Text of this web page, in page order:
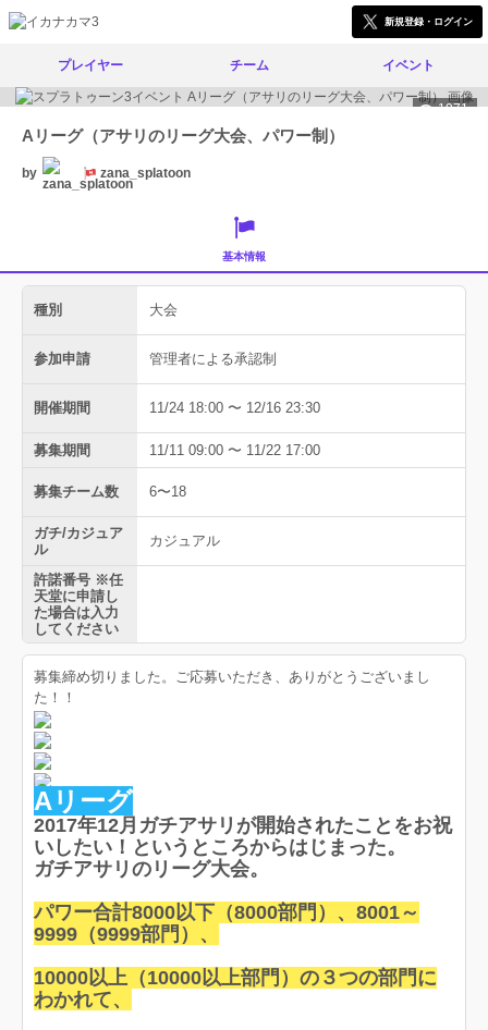
新規登録・ログイン
プレイヤー チーム イベント
1971
Aリーグ（アサリのリーグ大会、パワー制）
by zana_splatoon
基本情報
種別 大会
参加申請 管理者による承認制
開催期間 11/24 18:00 〜 12/16 23:30
募集期間 11/11 09:00 〜 11/22 17:00
募集チーム数 6〜18
ガチ/カジュア
ル
カジュアル
許諾番号 ※任
天堂に申請し
た場合は入力
してください
募集締め切りました。ご応募いただき、ありがとうございまし
た！！
Aリーグ
2017年12月ガチアサリが開始されたことをお祝
いしたい！というところからはじまった。
ガチアサリのリーグ大会。
パワー合計8000以下（8000部門）、8001～
9999（9999部門）、
10000以上（10000以上部門）の３つの部門に
わかれて、